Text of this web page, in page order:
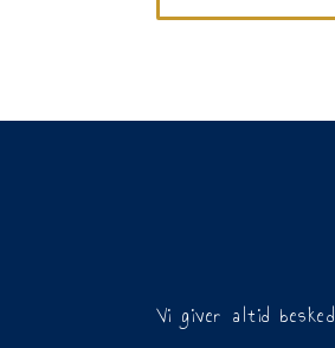
Vi giver altid besked